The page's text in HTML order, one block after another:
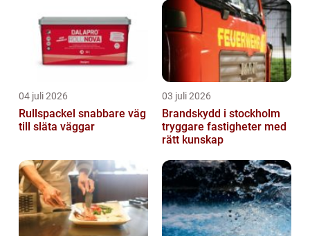
04 juli 2026
Rullspackel snabbare väg
till släta väggar
03 juli 2026
Brandskydd i stockholm
tryggare fastigheter med
rätt kunskap